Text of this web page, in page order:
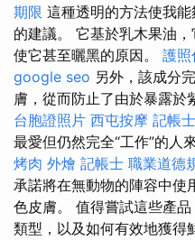
期限 這種透明的方法使我
的建議。 它基於乳木果油
使它甚至曬黑的原因。 護照
google seo 另外，該成分
膚，從而防止了由於暴露於
台胞證照片 西屯按摩 記帳
最愛但仍然完全“工作”的人
烤肉 外燴 記帳士 職業道德
承諾將在無動物的陣容中使
色皮膚。 值得嘗試這些產
類型，以及如何有效地獲得